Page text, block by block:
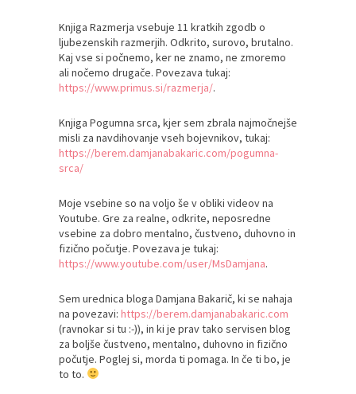
Knjiga Razmerja vsebuje 11 kratkih zgodb o
ljubezenskih razmerjih. Odkrito, surovo, brutalno.
Kaj vse si počnemo, ker ne znamo, ne zmoremo
ali nočemo drugače. Povezava tukaj:
https://www.primus.si/razmerja/.
Knjiga Pogumna srca, kjer sem zbrala najmočnejše
misli za navdihovanje vseh bojevnikov, tukaj:
https://berem.damjanabakaric.com/pogumna-
srca/
Moje vsebine so na voljo še v obliki videov na
Youtube. Gre za realne, odkrite, neposredne
vsebine za dobro mentalno, čustveno, duhovno in
fizično počutje. Povezava je tukaj:
https://www.youtube.com/user/MsDamjana.
Sem urednica bloga Damjana Bakarič, ki se nahaja
na povezavi: https://berem.damjanabakaric.com
(ravnokar si tu :-)), in ki je prav tako servisen blog
za boljše čustveno, mentalno, duhovno in fizično
počutje. Poglej si, morda ti pomaga. In če ti bo, je
to to.